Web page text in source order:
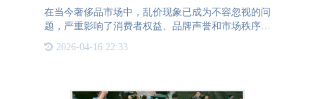
在当今奢侈品市场中，乱价现象已成为不容忽视的问
题，严重影响了消费者权益、品牌声誉和市场秩序。
为解决这一问题，越来越多的奢侈品品牌采用了一物
一码防窜货管控策略，通过技术手段确保产品真实性
2026-04-16 22:33